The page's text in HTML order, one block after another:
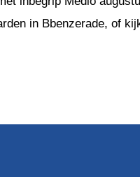
in Bbenzerade, of